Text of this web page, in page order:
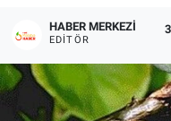
HABER MERKEZI
EDITÖR